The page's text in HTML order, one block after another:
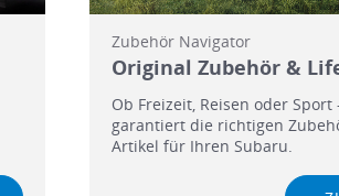
Zubehör Navigator
Original Zubehör &
Ob Freizeit, Reisen oder
garantiert die richtigen
Artikel für Ihren Subaru.